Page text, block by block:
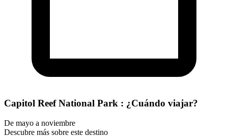
Capitol Reef National Park : ¿Cuándo viajar?
De mayo a noviembre
Descubre más sobre este destino